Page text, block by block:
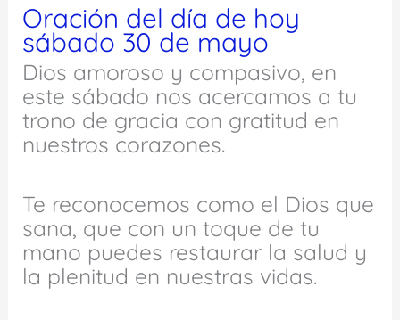
Oración del día de hoy
sábado 30 de mayo
Dios amoroso y compasivo, en
este sábado nos acercamos a tu
trono de gracia con gratitud en
nuestros corazones.
Te reconocemos como el Dios que
sana, que con un toque de tu
mano puedes restaurar la salud y
la plenitud en nuestras vidas.